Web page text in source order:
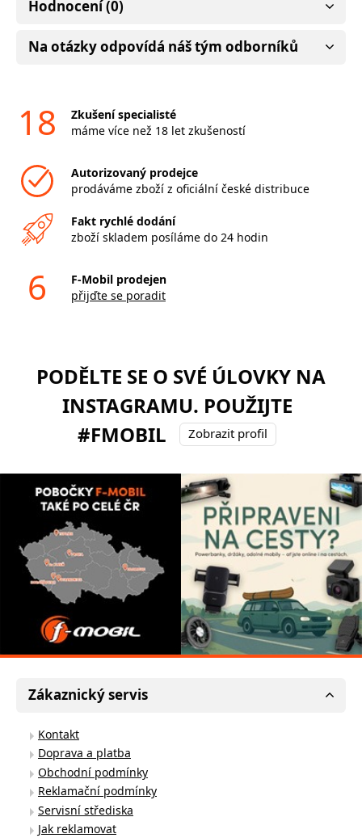
Hodnocení (0)
Na otázky odpovídá náš tým odborníků
18
Zkušení specialisté
máme více než 18 let zkušeností
Autorizovaný prodejce
prodáváme zboží z oficiální české distribuce
Fakt rychlé dodání
zboží skladem posíláme do 24 hodin
6
F-Mobil prodejen
přijďte se poradit
PODĚLTE SE O SVÉ ÚLOVKY NA
INSTAGRAMU. POUŽIJTE
#FMOBIL
Zobrazit profil
Zákaznický servis
Kontakt
Doprava a platba
Obchodní podmínky
Reklamační podmínky
Servisní střediska
Jak reklamovat